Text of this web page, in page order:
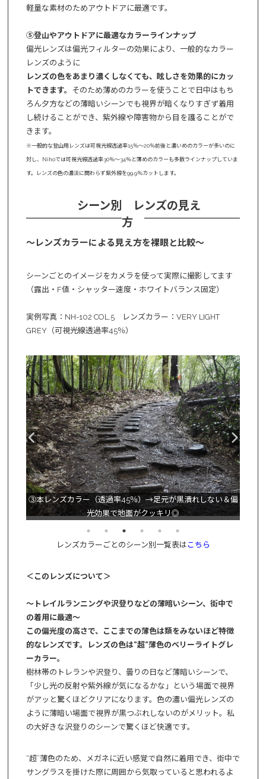
軽量な素材のためアウトドアに最適です。
⑤登山やアウトドアに最適なカラーラインナップ
偏光レンズは偏光フィルターの効果により、一般的なカラー
レンズのように
レンズの色をあまり濃くしなくても、眩しさを効果的にカッ
トできます。 そのため薄めのカラーを使うことで日中はもち
ろん夕方などの薄暗いシーンでも視界が暗くなりすぎず着用
し続けることができ、紫外線や障害物から目を護ることがで
きます。
※一般的な登山用レンズは可視光線透過率15％～20％前後と濃いめのカラーが多いのに
対し、Nihoでは可視光線透過率30％～34％と薄めのカラーも多数ラインナップしていま
す。レンズの色の濃淡に関わらず紫外線を99.9％カットします。
シーン別 レンズの見え
方
～レンズカラーによる見え方を裸眼と比較～
シーンごとのイメージをカメラを使って実際に撮影してます
（露出・F値・シャッター速度・ホワイトバランス固定）
実例写真：NH-102 COL.5 レンズカラー：VERY LIGHT
GREY（可視光線透過率45％）
③本レンズカラー（透過率45％）→足元が黒潰れしない＆偏
光効果で地面がクッキリ◎
レンズカラーごとのシーン別一覧表は こちら
＜このレンズについて＞
～トレイルランニングや沢登りなどの薄暗いシーン、街中で
の着用に最適～
この偏光度の高さで、ここまでの薄色は類をみないほど特徴
的なレンズです。レンズの色は”超”薄色のベリーライトグレ
ーカラー。
樹林帯のトレランや沢登り、曇りの日など薄暗いシーンで、
「少し光の反射や紫外線が気になるかな」という場面で視界
がアッと驚くほどクリアになります。色の濃い偏光レンズの
ように薄暗い場面で視界が黒つぶれしないのがメリット。私
の大好きな沢登りのシーンで驚くほど快適です。
“超”薄色のため、メガネに近い感覚で自然に着用でき、街中で
サングラスを掛けた際に周囲から気取っていると思われるよ